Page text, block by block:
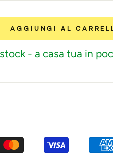
AGGIUNGI AL
- a casa tua in